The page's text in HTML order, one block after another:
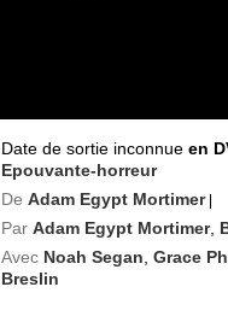
Date de sortie inconnueen
Epouvante-horreur
De Adam Egypt Mortimer |
Par Adam Egypt Mortimer,
Avec Noah Segan ,Grace
Breslin